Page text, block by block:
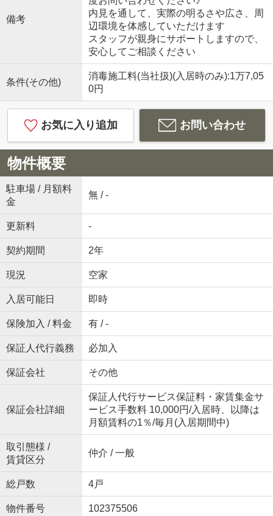
備考
内見を通して、実際の明るさや広さ、周
辺環境を体感していただけます
スタッフが親身にサポートしますので、
安心してご相談ください
条件(その他)
消毒施工料(当社扱)(入居時のみ):1万7,05
0円
お気に入り追加 お問い合わせ
物件概要
駐車場 / 月額料
金
無 / -
更新料 -
契約期間 2年
現況 空家
入居可能日 即時
保険加入 / 料金 有 / -
保証人代行義務 必加入
保証会社 その他
保証会社詳細
保証人代行サービス保証料・家賃集金サ
ービス手数料 10,000円/入居時、以降は
月額賃料の1％/毎月(入居期間中)
取引態様 /
賃貸区分
仲介 / 一般
総戸数 4戸
物件番号 102375506